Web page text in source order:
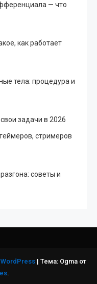
— что
как работает
тела: процедура и
задачи в 2026
стримеров
советы и
| Тема: Ogma от
.